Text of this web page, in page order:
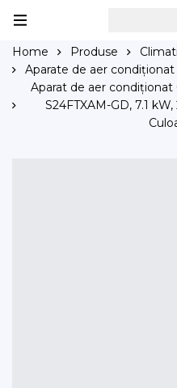
Home Produse
Aparate de aer
Aparat de aer
S24FTXAM-GD, 7.1